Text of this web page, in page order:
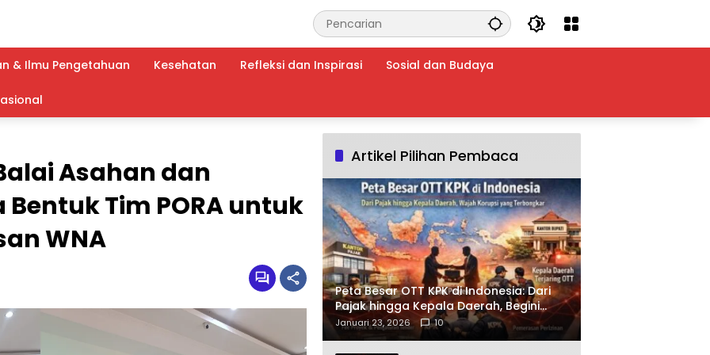
& Ilmu Pengetahuan Kesehatan Refleksi dan Inspirasi Sosial dan Budaya
Asahan dan
Tim PORA untuk
WNA
Artikel Pilihan Pembaca
Peta Besar OTT KPK di Indonesia: Dari
Pajak hingga Kepala Daerah, Begini
Wajah Korupsi yang Terbongkar
Januari 23, 2026 10